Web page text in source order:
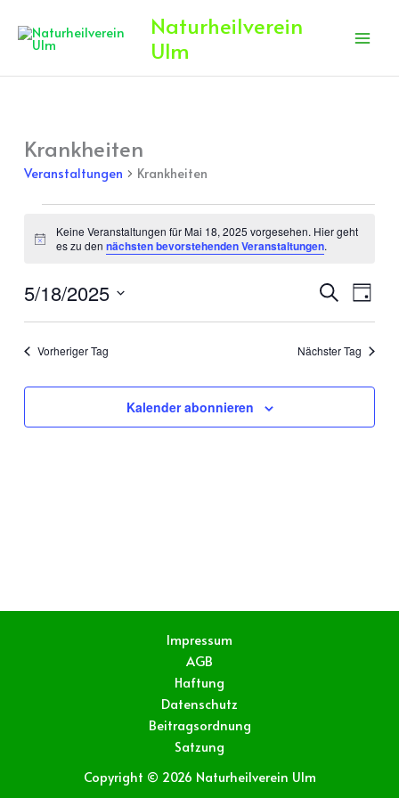
Inhalt
springen
Naturheilverein
Ulm
Krankheiten
Veranstaltungen Krankheiten
Veranstaltungen
für
2025
Hinweis
Keine Veranstaltungen für Mai 18, 2025 vorgesehen. Hier geht
es zu dennächsten bevorstehenden Veranstaltungen.
Ansichten,
SucheTag
5/18/2025
Datum
Vorheriger Tag Nächster Tag
Kalender abonnieren
Impressum
AGB
Haftung
Datenschutz
Beitragsordnung
Satzung
Copyright © 2026 Naturheilverein Ulm